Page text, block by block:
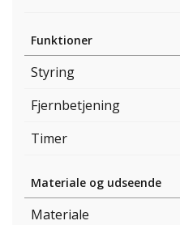
Funktioner
Styring
Fjernbetjening
Timer
Materiale og udseende
Materiale